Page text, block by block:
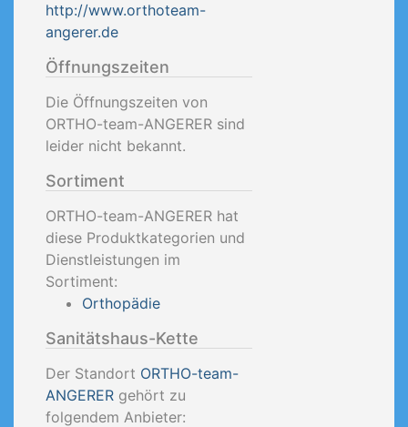
http://www.orthoteam-
angerer.de
Öffnungszeiten
Die Öffnungszeiten von
ORTHO-team-ANGERER sind
leider nicht bekannt.
Sortiment
ORTHO-team-ANGERER hat
diese Produktkategorien und
Dienstleistungen im
Sortiment:
Orthopädie
Sanitätshaus-Kette
Der Standort ORTHO-team-
ANGERER gehört zu
folgendem Anbieter: